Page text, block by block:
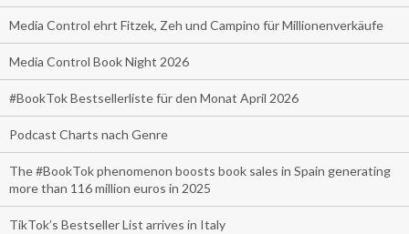
Media Control ehrt Fitzek, Zeh und Campino für Millionenverkäufe
Media Control Book Night 2026
#BookTok Bestsellerliste für den Monat April 2026
Podcast Charts nach Genre
The #BookTok phenomenon boosts book sales in Spain generating
more than 116 million euros in 2025
TikTok’s Bestseller List arrives in Italy